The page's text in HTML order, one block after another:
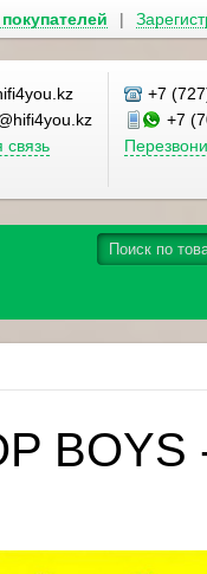
|
связь
+7
+7
BOYS